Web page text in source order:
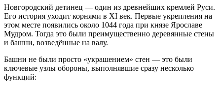
Новгородский детинец — один из древнейших кремлей Руси.
Его история уходит корнями в XI век. Первые укрепления на
этом месте появились около 1044 года при князе Ярославе
Мудром. Тогда это были преимущественно деревянные стены
и башни, возведённые на валу.
Башни не были просто «украшением» стен — это были
ключевые узлы обороны, выполнявшие сразу несколько
функций: